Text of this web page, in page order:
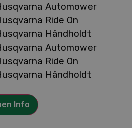
Automower
Ride On
Håndholdt
Automower
Ride On
Håndholdt
Info